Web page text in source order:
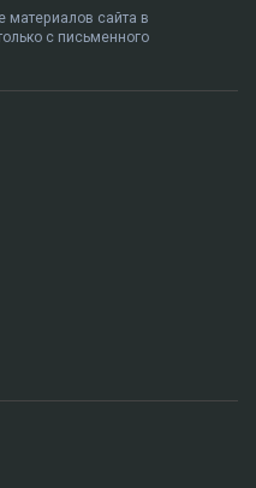
материалов сайта в
с письменного